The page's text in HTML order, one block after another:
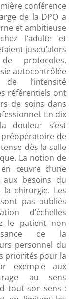
conférence
de la DPO a
et ambitieuse
l’adulte et
jusqu’alors
protocoles,
autocontrôlée
l’intensité
référentiels ont
de soins dans
En dix
douleur s’est
préopératoire de
dès la salle
La notion de
œuvre d’une
aux besoins du
chirurgie. Les
pas oubliés
d’échelles
le patient non
de la
personnel du
priorités pour la
exemple aux
au sens
tout son sens :